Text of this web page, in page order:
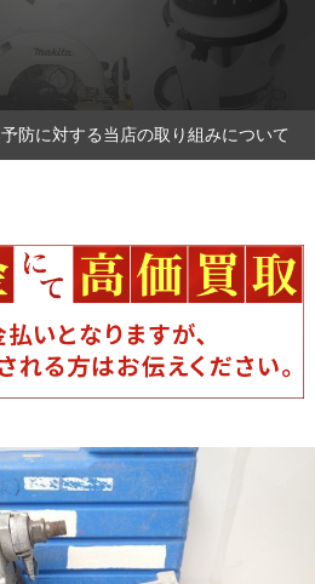
防に対する当店の取り組みについて